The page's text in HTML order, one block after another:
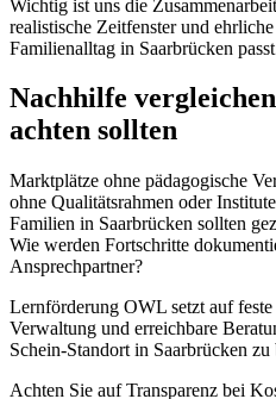
Wichtig ist uns die
realistische Zeitfenster und
Familienalltag in Saarbrücken
Nachhilfe
achten sollten
Marktplätze ohne pädagogische
ohne Qualitätsrahmen oder
Familien in Saarbrücken sollten
Wie werden Fortschritte
Ansprechpartner?
Lernförderung OWL setzt auf
Verwaltung und erreichbare
Schein-Standort in Saarbrücken zu
Achten Sie auf Transparenz bei